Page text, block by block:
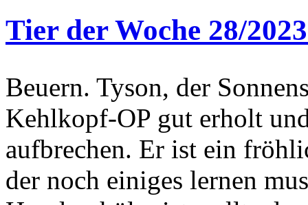
Tier der Woche 28/
Beuern. Tyson, der
Kehlkopf-OP gut erholt
aufbrechen. Er ist ein
der noch einiges lernen